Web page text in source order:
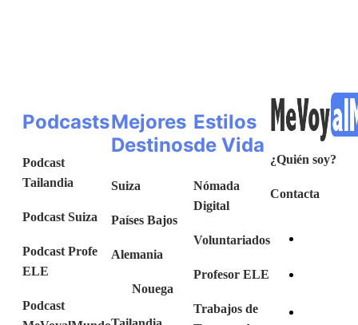
Podcasts
Podcast
Tailandia
Podcast Suiza
Podcast Profe
ELE
Podcast
Mejores
Destinos
Suiza
Países Bajos
Alemania
Nouega
Estilos
de Vida
Nómada
Digital
Voluntariados
Profesor ELE
Trabajos de
¿Quién soy?
Contacta